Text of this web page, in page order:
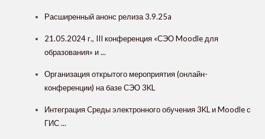
Расширенный анонс релиза 3.9.25a
21.05.2024 г., III конференция «СЭО Moodle для
образования» и ...
Организация открытого мероприятия (онлайн-
конференции) на базе СЭО 3KL
Интеграция Cреды электронного обучения 3KL и Moodle с
ГИС ...